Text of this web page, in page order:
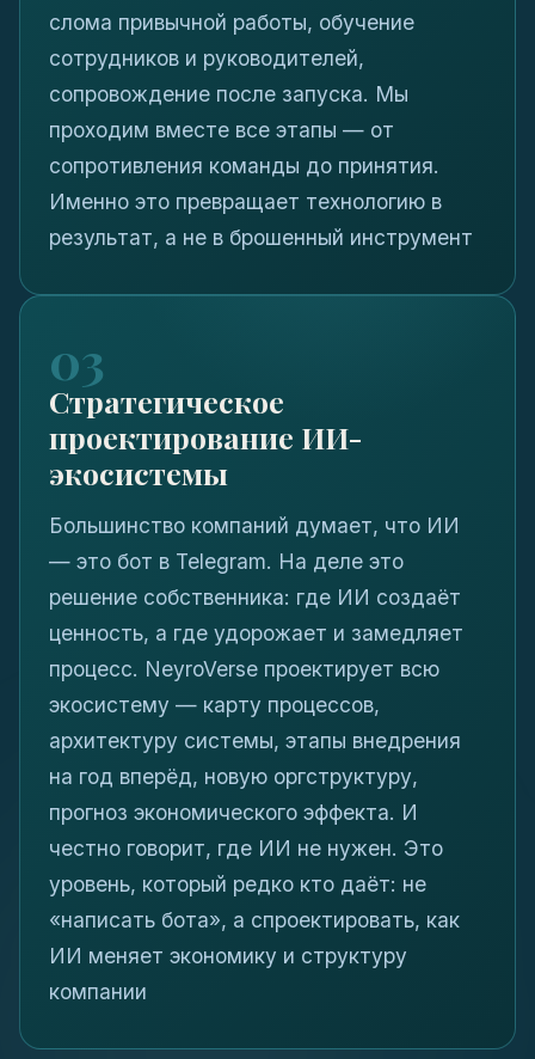
слома привычной работы, обучение
сотрудников и руководителей,
сопровождение после запуска. Мы
проходим вместе все этапы — от
сопротивления команды до принятия.
Именно это превращает технологию в
результат, а не в брошенный инструмент
03
Стратегическое
проектирование ИИ-
экосистемы
Большинство компаний думает, что ИИ
— это бот в Telegram. На деле это
решение собственника: где ИИ создаёт
ценность, а где удорожает и замедляет
процесс. NeyroVerse проектирует всю
экосистему — карту процессов,
архитектуру системы, этапы внедрения
на год вперёд, новую оргструктуру,
прогноз экономического эффекта. И
честно говорит, где ИИ не нужен. Это
уровень, который редко кто даёт: не
«написать бота», а спроектировать, как
ИИ меняет экономику и структуру
компании